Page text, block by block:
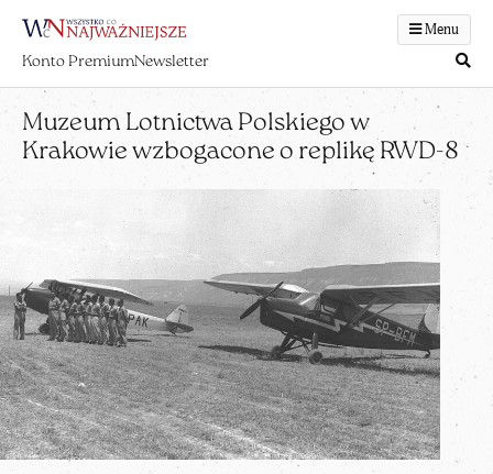
Menu
Konto PremiumNewsletter
Muzeum Lotnictwa Polskiego w
Krakowie wzbogacone o replikę RWD-8